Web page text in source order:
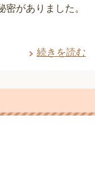
がありました。
続きを読む